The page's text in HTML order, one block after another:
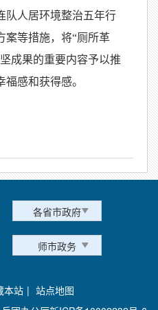
队人居环境整治五年行
案等措施，将“厕所革
成果的重要内容予以推
感和获得感。
各省市政府
师市政务
本站 | 站点地图